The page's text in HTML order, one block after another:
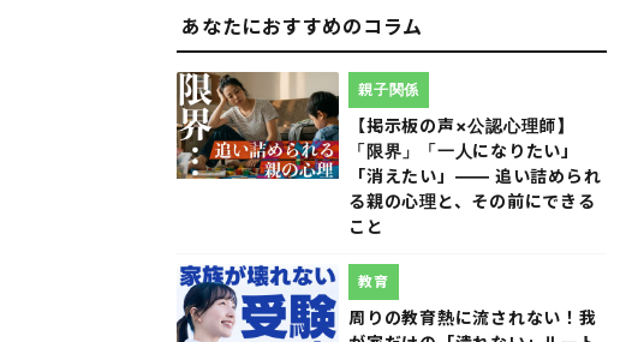
あなたにおすすめのコラム
【掲示板の声×公認心理師】
「限界」「一人になりたい」
「消えたい」―― 追い詰められ
る親の心理と、その前にできる
こと
親子関係
周りの教育熱に流されない！我
教育